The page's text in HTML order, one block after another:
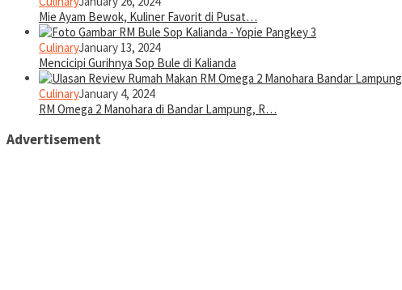
Mie Ayam Bewok, Kuliner Favorit di Pusat…
CulinaryJanuary 13, 2024
Mencicipi Gurihnya Sop Bule di Kalianda
CulinaryJanuary 4, 2024
RM Omega 2 Manohara di Bandar Lampung, R…
Advertisement